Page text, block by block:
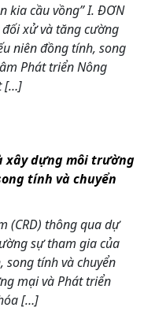
kia cầu vồng” I. ĐƠN
đối xử và tăng cường
niên đồng tính, song
Phát triển Nông
[…]
xây dựng môi trường
tính và chuyển
(CRD) thông qua dự
sự tham gia của
song tính và chuyển
mại và Phát triển
[…]